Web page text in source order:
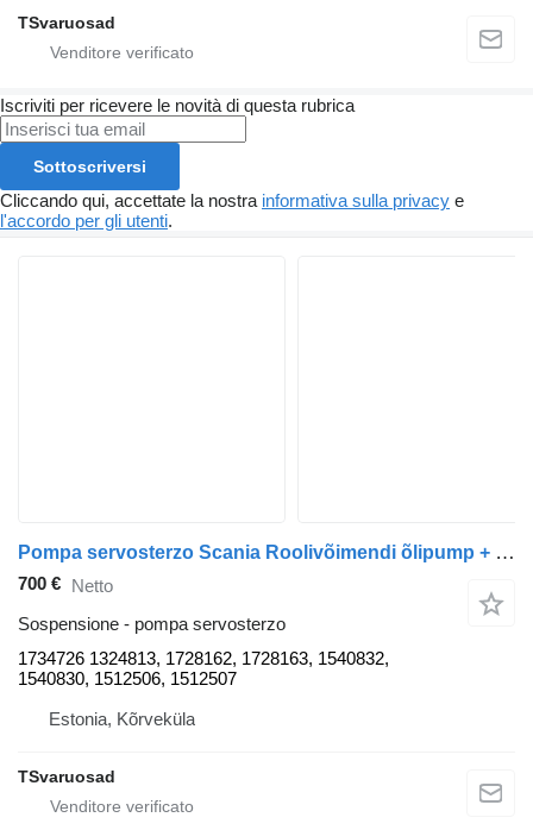
TSvaruosad
Iscriviti per ricevere le novità di questa rubrica
Sottoscriversi
Cliccando qui, accettate la nostra informativa sulla privacy e
l'accordo per gli utenti.
Pompa servosterzo Scania Roolivõimendi õlipump + väljavõte 1734726 per trattore stradale Scania P320
700 € Netto
Sospensione - pompa servosterzo
1734726 1324813, 1728162, 1728163, 1540832,
1540830, 1512506, 1512507
Estonia, Kõrveküla
TSvaruosad